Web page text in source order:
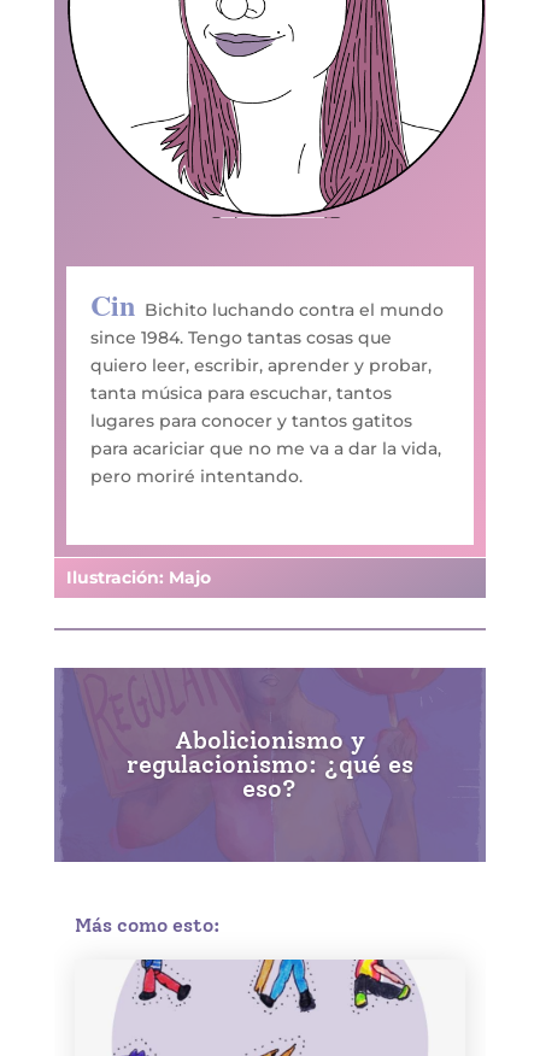
Cin Bichito luchando contra el mundo
since 1984. Tengo tantas cosas que
quiero leer, escribir, aprender y probar,
tanta música para escuchar, tantos
lugares para conocer y tantos gatitos
para acariciar que no me va a dar la vida,
pero moriré intentando.
Ilustración: Majo
Abolicionismo y
regulacionismo: ¿qué es
eso?
Más como esto: